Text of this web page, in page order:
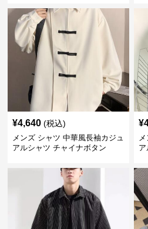
¥4,640 (税込)
メンズ シャツ 中華風長袖カジュ
アルシャツ チャイナボタン
¥
ア